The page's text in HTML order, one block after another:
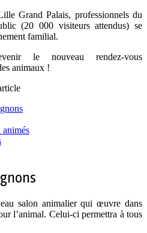
Grand Palais, professionnels du
(20 000 visiteurs attendus) se
familial.
le nouveau rendez-vous
animaux !
animés
salon animalier qui œuvre dans
l’animal. Celui-ci permettra à tous